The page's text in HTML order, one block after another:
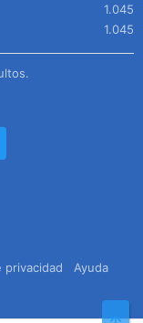
1.045
1.045
privacidad
Ayuda